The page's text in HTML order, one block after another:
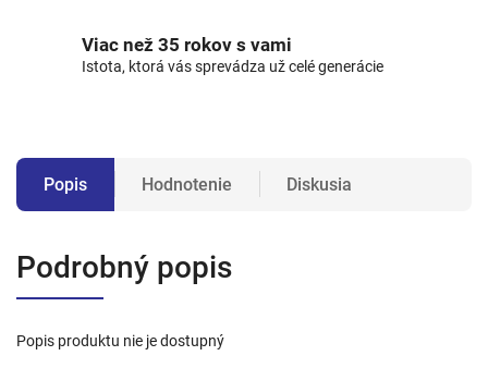
Viac než 35 rokov s vami
Istota, ktorá vás sprevádza už celé generácie
Popis Hodnotenie Diskusia
Podrobný popis
Popis produktu nie je dostupný